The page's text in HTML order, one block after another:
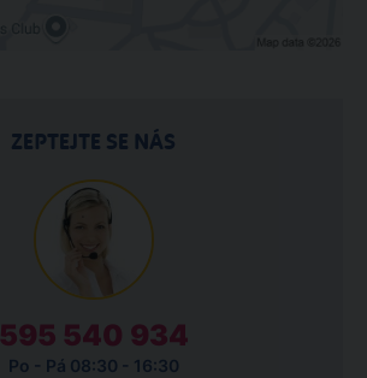
ZEPTEJTE SE NÁS
595 540 934
Po - Pá 08:30 - 16:30